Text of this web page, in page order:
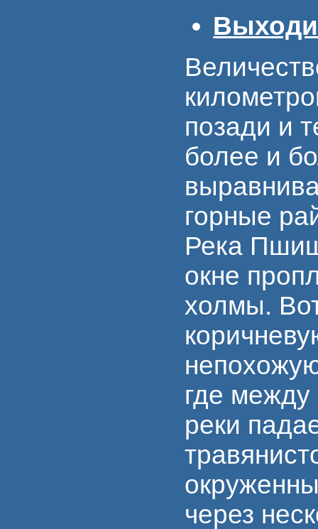
позади и
более и
горные
Река
окне
холмы.
где
реки
через